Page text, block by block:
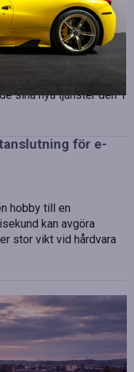
Sveriges ledning
genom att anställa
Vazquez som
sina nya tjänster den 1
för e-
hobby till en
kan avgöra
stor vikt vid hårdvara